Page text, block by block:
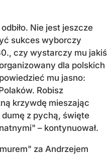
Nie jest jeszcze
sukces wyborczy
czy wystarczy mu jakiś
dla polskich
mu jasno:
Robisz
krzywdę mieszając
z pychą, święte
– kontynuował.
za Andrzejem